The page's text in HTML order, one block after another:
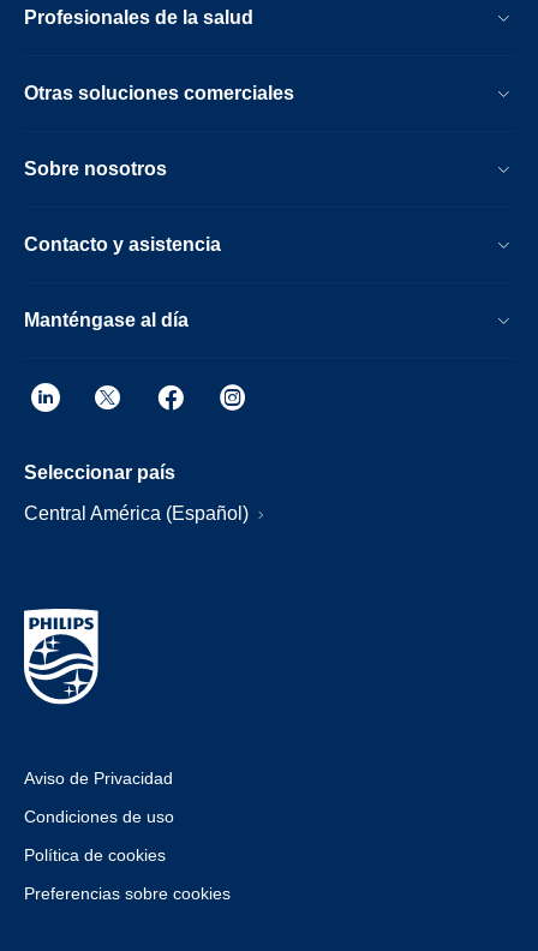
Profesionales de la salud
Otras soluciones comerciales
Sobre nosotros
Contacto y asistencia
Manténgase al día
Seleccionar país
Central América (Español)
Aviso de Privacidad
Condiciones de uso
Política de cookies
Preferencias sobre cookies